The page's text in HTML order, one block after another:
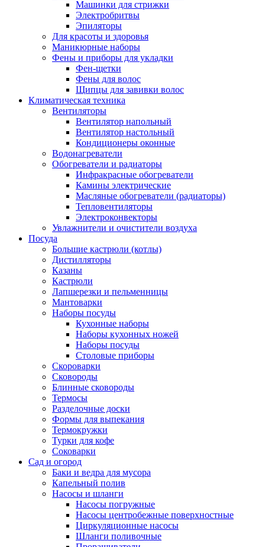
Машинки для стрижки
Электробритвы
Эпиляторы
Для красоты и здоровья
Маникюрные наборы
Фены и приборы для укладки
Фен-щетки
Фены для волос
Щипцы для завивки волос
Климатическая техника
Вентиляторы
Вентилятор напольный
Вентилятор настольный
Кондиционеры оконные
Водонагреватели
Обогреватели и радиаторы
Инфракрасные обогреватели
Камины электрические
Масляные обогреватели (радиаторы)
Тепловентиляторы
Электроконвекторы
Увлажнители и очистители воздуха
Посуда
Большие кастрюли (котлы)
Дистилляторы
Казаны
Кастрюли
Лапшерезки и пельменницы
Мантоварки
Наборы посуды
Кухонные наборы
Наборы кухонных ножей
Наборы посуды
Столовые приборы
Скороварки
Сковороды
Блинные сковороды
Термосы
Разделочные доски
Формы для выпекания
Термокружки
Турки для кофе
Соковарки
Сад и огород
Баки и ведра для мусора
Капельный полив
Насосы и шланги
Насосы погружные
Насосы центробежные поверхностные
Циркуляционные насосы
Шланги поливочные